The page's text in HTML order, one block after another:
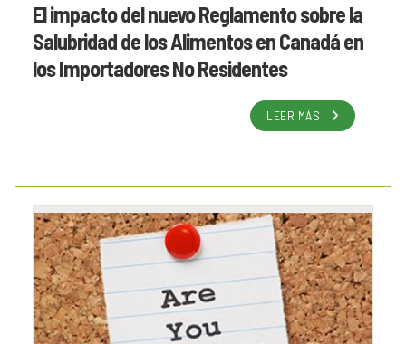
El impacto del nuevo Reglamento sobre la
Salubridad de los Alimentos en Canadá en
los Importadores No Residentes
LEER MÁS